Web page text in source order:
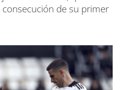
de su primer